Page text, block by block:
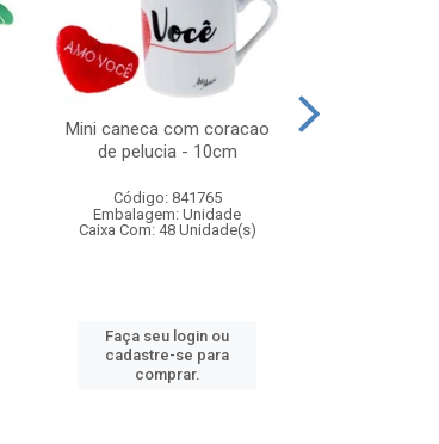
Mini caneca com coracao
de pelucia - 10cm
Código: 841765
Embalagem: Unidade
Caixa Com: 48 Unidade(s)
Faça seu login ou
cadastre-se para
comprar.